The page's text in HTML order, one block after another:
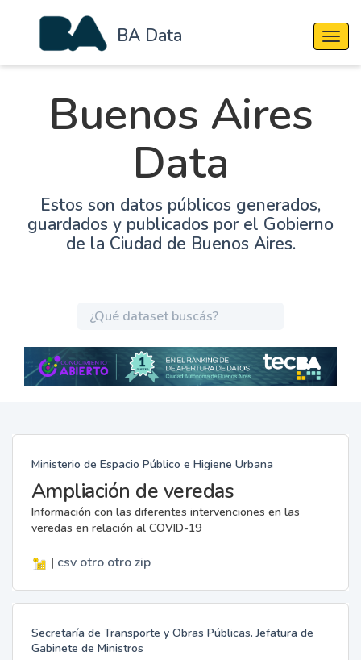
BA Data
Buenos Aires
Data
Estos son datos públicos generados,
guardados y publicados por el Gobierno
de la Ciudad de Buenos Aires.
Ministerio de Espacio Público e Higiene Urbana
Ampliación de veredas
Información con las diferentes intervenciones en las
veredas en relación al COVID-19
| csv otro otro zip
Secretaría de Transporte y Obras Públicas. Jefatura de
Gabinete de Ministros